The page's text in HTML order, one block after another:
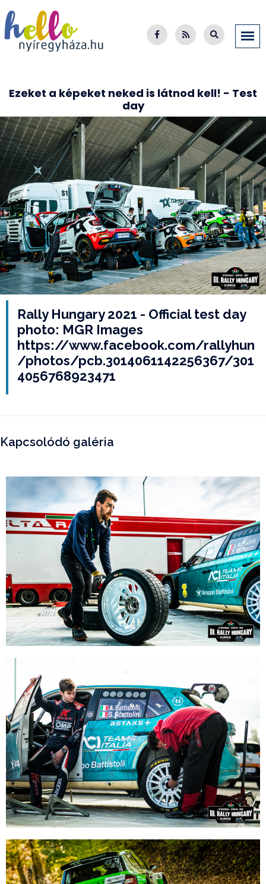
Ezeket a képeket neked is látnod kell! - Test
day
Rally Hungary 2021 - Official test day
photo: MGR Images
https://www.facebook.com/rallyhun
/photos/pcb.3014061142256367/301
4056768923471
Kapcsolódó galéria